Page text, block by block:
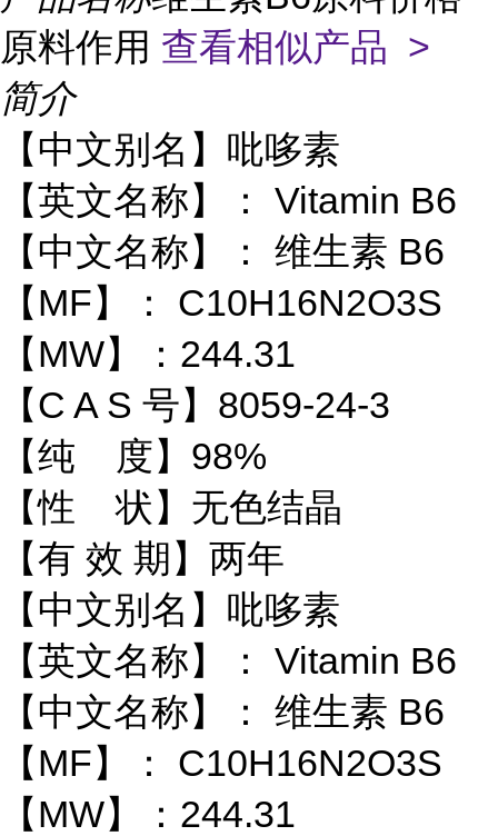
原料作用 查看相似产品 >
简介
【中文别名】吡哆素
【英文名称】： Vitamin B6
【中文名称】： 维生素 B6
【MF】： C10H16N2O3S
【MW】：244.31
【C A S 号】8059-24-3
【纯 度】98%
【性 状】无色结晶
【有 效 期】两年
【中文别名】吡哆素
【英文名称】： Vitamin B6
【中文名称】： 维生素 B6
【MF】： C10H16N2O3S
【MW】：244.31